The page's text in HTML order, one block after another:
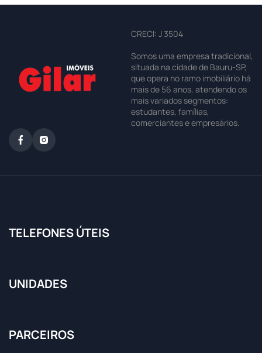
CRECI: J 3504
Somos uma empresa tradicional,
situada na cidade de Bauru-SP,
que opera no ramo imobiliário há
mais de 56 anos, atendendo os
mais variados segmentos:
estudantes, famílias,
comerciantes e empresários.
TELEFONES ÚTEIS
UNIDADES
PARCEIROS